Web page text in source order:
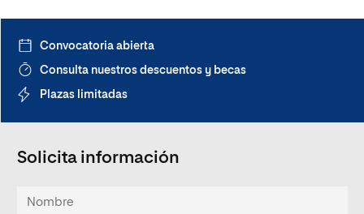
Convocatoria abierta
Consulta nuestros descuentos y becas
Plazas limitadas
Solicita información